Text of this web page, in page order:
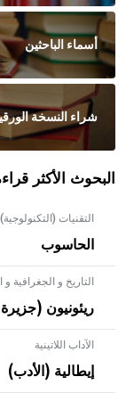
أسماء الباحثين
شراء النسخة
البحوث الأكثر
التقنيات (التكنولوجية)
الحاسوب
التاريخ و الجغرافية و
ريئونيون
الآداب اللاتينية
إيطالية (الأدب)